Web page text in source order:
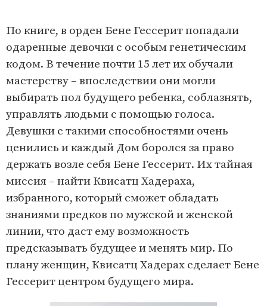
По книге, в орден Бене Гессерит попадали
одаренные девочки с особым генетическим
кодом. В течение почти 15 лет их обучали
мастерству – впоследствии они могли
выбирать пол будущего ребенка, соблазнять,
управлять людьми с помощью голоса.
Девушки с такими способностями очень
ценились и каждый Дом боролся за право
держать возле себя Бене Гессерит. Их тайная
миссия – найти Квисатц Хадераха,
избранного, который сможет обладать
знаниями предков по мужской и женской
линии, что даст ему возможность
предсказывать будущее и менять мир. По
плану женщин, Квисатц Хадерах сделает Бене
Гессерит центром будущего мира.